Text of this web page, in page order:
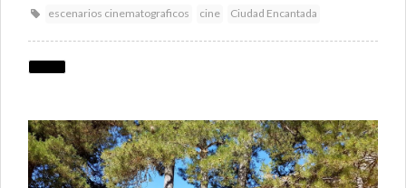
escenarios cinematograficos
cine Ciudad Encantada